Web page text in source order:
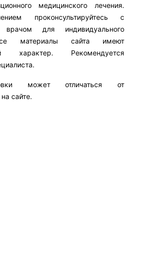
медицинского лечения.
проконсультируйтесь с
врачом для индивидуального
материалы сайта имеют
характер. Рекомендуется
может отличаться от
сайте.